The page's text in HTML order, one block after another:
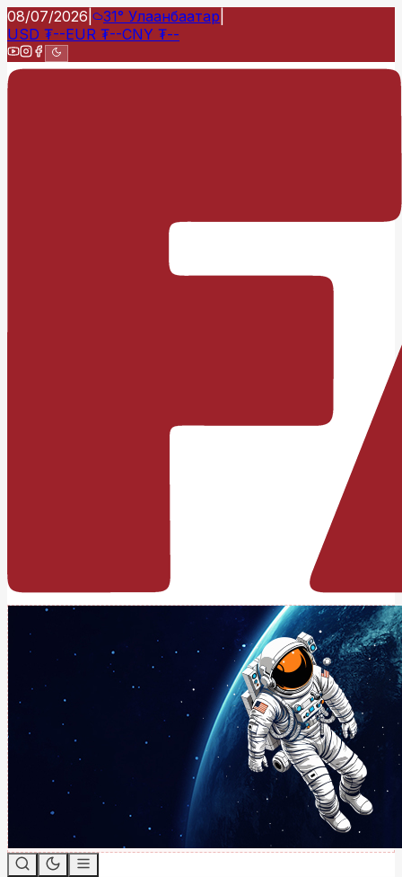
08/07/2026 31° Улаанбаатар
USD ₮--EUR ₮--CNY ₮--